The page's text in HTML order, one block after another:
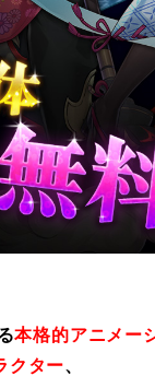
本格的アニメー
クター、